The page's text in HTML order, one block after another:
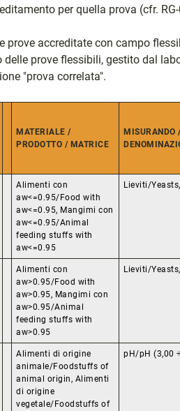
per quella prova (cfr.
prove accreditate con campo
delle prove flessibili, gestito dal
"prova correlata".
MATERIALE /
PRODOTTO / MATRICE
MISURANDO
Alimenti con
aw<=0.95/Food with
aw<=0.95, Mangimi con
aw<=0.95/Animal
feeding stuffs with
aw<=0.95
Lieviti/
Alimenti con
aw>0.95/Food with
aw>0.95, Mangimi con
aw>0.95/Animal
feeding stuffs with
aw>0.95
Lieviti/
Alimenti di origine
animale/Foodstuffs of
animal origin, Alimenti
di origine
vegetale/Foodstuffs of
pH/pH (3,00